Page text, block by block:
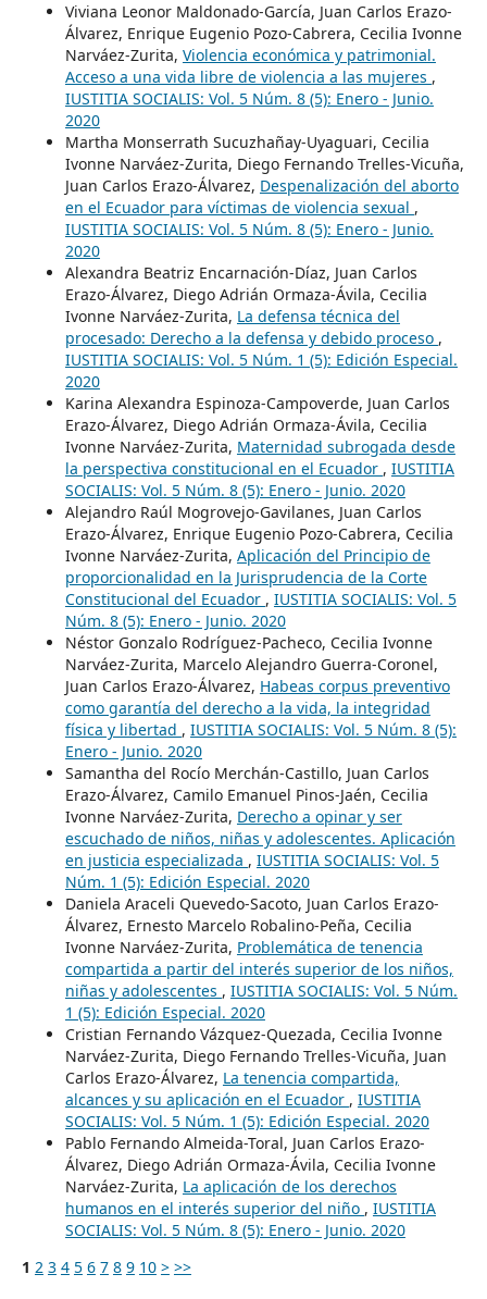
Viviana Leonor Maldonado-García, Juan Carlos Erazo-
Álvarez, Enrique Eugenio Pozo-Cabrera, Cecilia Ivonne
Narváez-Zurita, Violencia económica y patrimonial.
Acceso a una vida libre de violencia a las mujeres ,
IUSTITIA SOCIALIS: Vol. 5 Núm. 8 (5): Enero - Junio.
2020
Martha Monserrath Sucuzhañay-Uyaguari, Cecilia
Ivonne Narváez-Zurita, Diego Fernando Trelles-Vicuña,
Juan Carlos Erazo-Álvarez, Despenalización del aborto
en el Ecuador para víctimas de violencia sexual ,
IUSTITIA SOCIALIS: Vol. 5 Núm. 8 (5): Enero - Junio.
2020
Alexandra Beatriz Encarnación-Díaz, Juan Carlos
Erazo-Álvarez, Diego Adrián Ormaza-Ávila, Cecilia
Ivonne Narváez-Zurita, La defensa técnica del
procesado: Derecho a la defensa y debido proceso ,
IUSTITIA SOCIALIS: Vol. 5 Núm. 1 (5): Edición Especial.
2020
Karina Alexandra Espinoza-Campoverde, Juan Carlos
Erazo-Álvarez, Diego Adrián Ormaza-Ávila, Cecilia
Ivonne Narváez-Zurita, Maternidad subrogada desde
la perspectiva constitucional en el Ecuador , IUSTITIA
SOCIALIS: Vol. 5 Núm. 8 (5): Enero - Junio. 2020
Alejandro Raúl Mogrovejo-Gavilanes, Juan Carlos
Erazo-Álvarez, Enrique Eugenio Pozo-Cabrera, Cecilia
Ivonne Narváez-Zurita, Aplicación del Principio de
proporcionalidad en la Jurisprudencia de la Corte
Constitucional del Ecuador , IUSTITIA SOCIALIS: Vol. 5
Núm. 8 (5): Enero - Junio. 2020
Néstor Gonzalo Rodríguez-Pacheco, Cecilia Ivonne
Narváez-Zurita, Marcelo Alejandro Guerra-Coronel,
Juan Carlos Erazo-Álvarez, Habeas corpus preventivo
como garantía del derecho a la vida, la integridad
física y libertad , IUSTITIA SOCIALIS: Vol. 5 Núm. 8 (5):
Enero - Junio. 2020
Samantha del Rocío Merchán-Castillo, Juan Carlos
Erazo-Álvarez, Camilo Emanuel Pinos-Jaén, Cecilia
Ivonne Narváez-Zurita, Derecho a opinar y ser
escuchado de niños, niñas y adolescentes. Aplicación
en justicia especializada , IUSTITIA SOCIALIS: Vol. 5
Núm. 1 (5): Edición Especial. 2020
Daniela Araceli Quevedo-Sacoto, Juan Carlos Erazo-
Álvarez, Ernesto Marcelo Robalino-Peña, Cecilia
Ivonne Narváez-Zurita, Problemática de tenencia
compartida a partir del interés superior de los niños,
niñas y adolescentes , IUSTITIA SOCIALIS: Vol. 5 Núm.
1 (5): Edición Especial. 2020
Cristian Fernando Vázquez-Quezada, Cecilia Ivonne
Narváez-Zurita, Diego Fernando Trelles-Vicuña, Juan
Carlos Erazo-Álvarez, La tenencia compartida,
alcances y su aplicación en el Ecuador , IUSTITIA
SOCIALIS: Vol. 5 Núm. 1 (5): Edición Especial. 2020
Pablo Fernando Almeida-Toral, Juan Carlos Erazo-
Álvarez, Diego Adrián Ormaza-Ávila, Cecilia Ivonne
Narváez-Zurita, La aplicación de los derechos
humanos en el interés superior del niño , IUSTITIA
SOCIALIS: Vol. 5 Núm. 8 (5): Enero - Junio. 2020
1 2 3 4 5 6 7 8 9 10 > >>